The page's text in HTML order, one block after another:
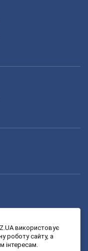
використовує
роботу сайту, а
інтересам.